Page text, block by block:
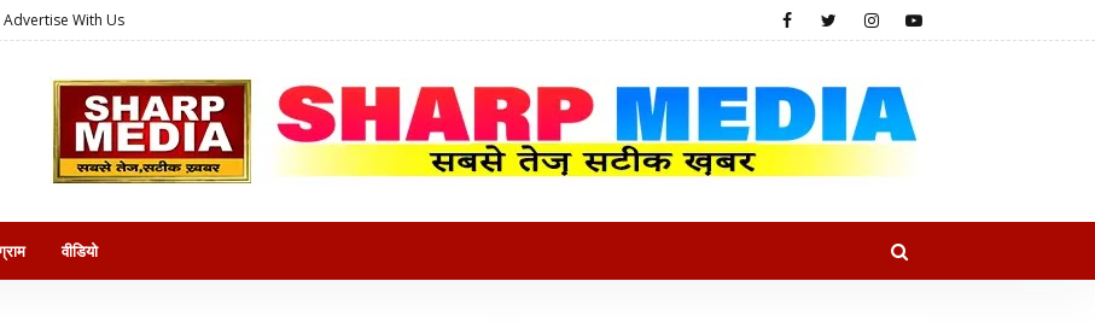
Advertise With Us
वीडियो